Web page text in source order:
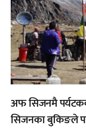
अफ सिजनमै
सिजनका बुकिङले